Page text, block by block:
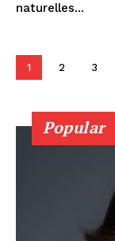
naturelles...
1 2 3
Popular